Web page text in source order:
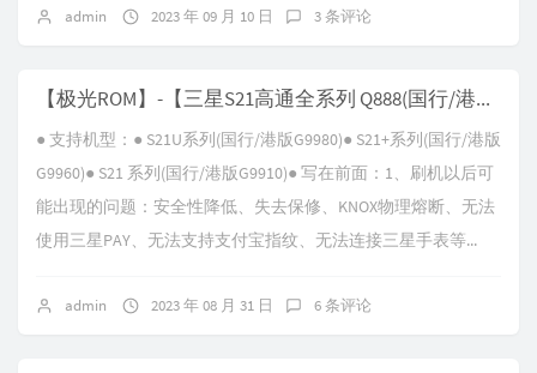
admin 2023 年 09 月 10 日 3 条评论
【极光ROM】-【三星S21高通全系列 Q888(国行/港版) G99XX】-【V20.0 Android-T-WG1】
● 支持机型：● S21U系列(国行/港版G9980)● S21+系列(国行/港版
G9960)● S21 系列(国行/港版G9910)● 写在前面：1、刷机以后可
能出现的问题：安全性降低、失去保修、KNOX物理熔断、无法
使用三星PAY、无法支持支付宝指纹、无法连接三星手表等...
admin 2023 年 08 月 31 日 6 条评论